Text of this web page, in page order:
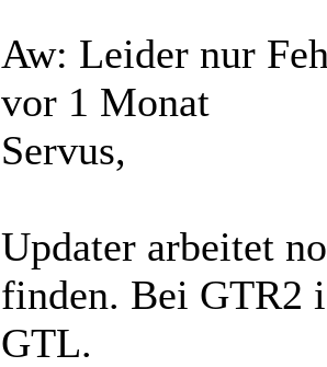
Aw: Leider nur
vor 1 Monat
Servus,
Updater arbeitet
finden. Bei GTR2
GTL.